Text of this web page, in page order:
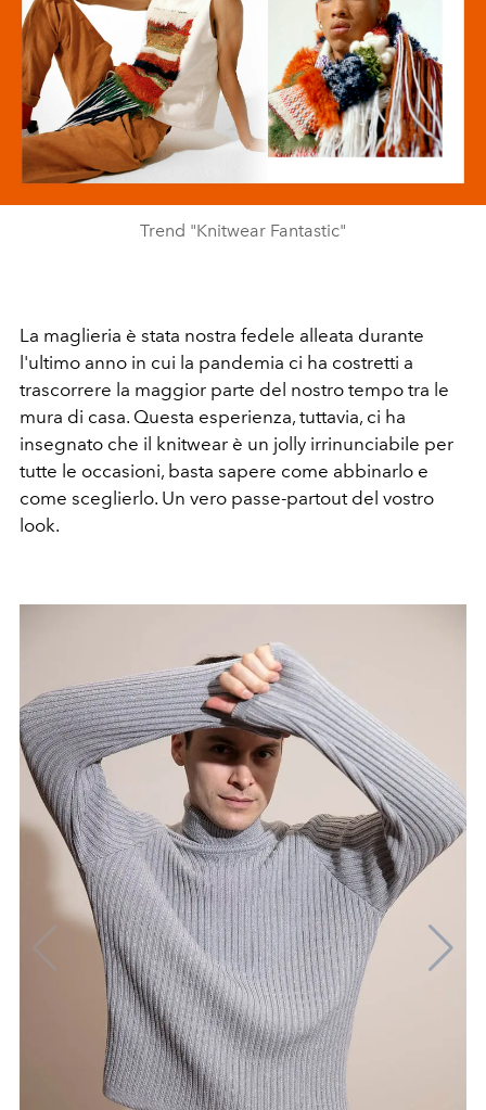
Trend "Knitwear Fantastic"
La maglieria è stata nostra fedele alleata durante
l'ultimo anno in cui la pandemia ci ha costretti a
trascorrere la maggior parte del nostro tempo tra le
mura di casa. Questa esperienza, tuttavia, ci ha
insegnato che il knitwear è un jolly irrinunciabile per
tutte le occasioni, basta sapere come abbinarlo e
come sceglierlo. Un vero passe-partout del vostro
look.